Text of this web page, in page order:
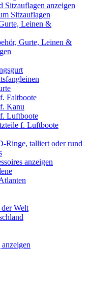
Sitzauflagen anzeigen
Sitzauflagen
Leinen &
Gurte, Leinen &
Faltboote
Kanu
Luftboote
f. Luftboote
Ringe, talliert oder rund
anzeigen
Welt